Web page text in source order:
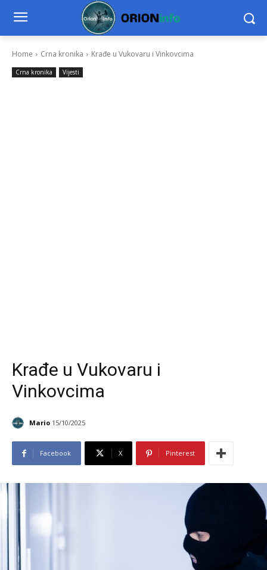
Home Crna kronika Krađe u Vukovaru i Vinkovcima
Crna kronika Vijesti
Krađe u Vukovaru i
Vinkovcima
Mario 15/10/2025
Facebook X Pinterest